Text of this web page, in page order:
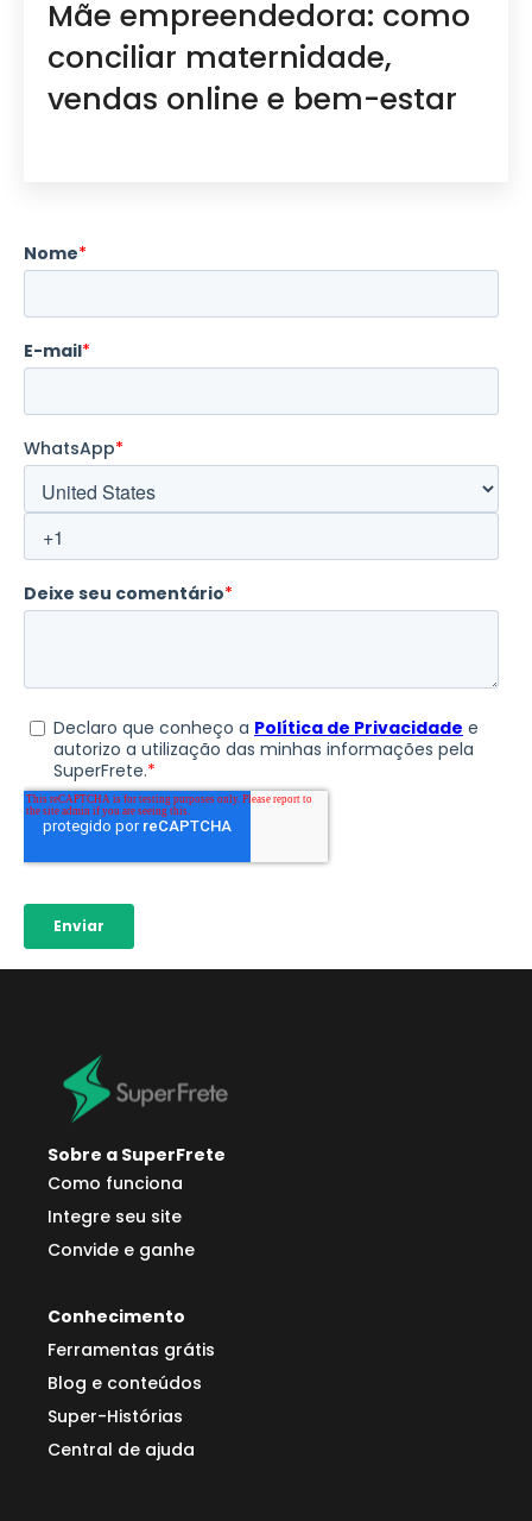
Mãe empreendedora: como
conciliar maternidade,
vendas online e bem-estar
Sobre a SuperFrete
Como funciona
Integre seu site
Convide e ganhe
Conhecimento
Ferramentas grátis
Blog e conteúdos
Super-Histórias
Central de ajuda